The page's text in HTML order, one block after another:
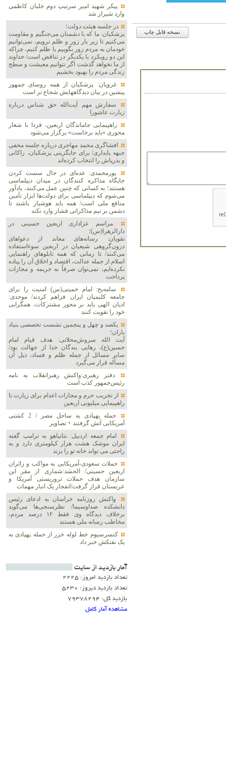
نسخه قابل چاپ
پیکر شهید امیر سرتیپ دوم خلبان کاظمی
وارد شیراز شد
در جلسه هیئت دولت؛
پزشکیان: ما که با دشمنان می‌جنگیم و مقاومت
می‌کنیم تا زیر بار زور و ظلم نرویم، نمی‌توانیم
خودمان به مردم زور بگوییم یا ظلم کنیم، چراکه
این دو رویکرد با یکدیگر در تناقض است/ خداوند
از ما نخواهد گذشت اگر نتوانیم معیشت و سطح
زندگی مردم را بهبود بخشیم
غرویان: پزشکیان از همه روسای جمهور
پیشین در بیان دیدگاههایش شجاع تر است
سفارش مهم آیت‌الله حق شناس درباره
زیارت عاشورا
راهپیمایی جاماندگان اربعین، فردا با شعار
محوری «باید برخاست» برگزار می‌شود
افشاگری محمد مهاجری درباره جلسه مخفی
جبهه پایداری/ برای جایگزینی پزشکیان، زاکانی
و بذرپاش را انتخاب کرده‌اند
پورمحمدی: عده‌ای در حال سست کردن
جایگاه مذاکره کنندگان در میدان دیپلماسی
هستند؛ به کسانی که چنین عمل می‌کنند، یادآور
می‌شوم که دیپلماسی برای دولت‌ها ابزار تأمین
منافع ملی است/ همه باید هوشیار باشند تا
دشمن بر تیم مذاکراتی فشار وارد نکند
مراسم عزاداری اربعین حسینی در
دارالزهرا(س)؛
نقویان: رسانه‌های معاند از دعواهای
درون‌گروهی شیعیان در اربعین سوءاستفاده
می‌کنند/ تا زمانی که همه تابلوهای راهنمایی
اسلام از جمله عدالت، اقتصاد و اخلاق آن را پیاده
نکرده‌ایم، نمی‌توان صرفاً به جریمه و مجازات
پرداخت
سامه‌یح: امام خمینی(س) امنیت را برای
جامعه کلیمیان ایران فراهم کردند/ موحدی:
ادیان الهی باید بر محور مشترکات، همگرایی
خود را تقویت کنند
یکصد و چهل و پنجمین نشست تخصصی بنیاد
باران؛
آیت الله سروش‌محلاتی: هدف قیام امام
حسین(ع)، رهایی بندگان خدا از جهالت بود/
سایر مسائل از جمله ظلم و فساد، ذیل آن
مسأله قرار می‌گیرد
دفتر رهبری:واکنش رهبرانقلاب به نامه
رئیس‌جمهور کذب است
از تخریب حرم و مجازات اعدام برای زیارت تا
راهپیمایی میلیونی اربعین
حمله پهپادی به ساحل مصر / 2 کشتی
آمریکایی آتش گرفتند + تصاویر
امام جمعه اردبیل: نتانیاهو به ترامپ گفته
ایران موشک هشت هزار کیلومتری دارد و به
راحتی می تواند خانه تو را بزند
حملات سعودی-آمریکایی به مواکب و زائران
اربعین حسینی/ الحشد:شماری از مقر این
سازمان هدف حملات تروریستی آمریکا و
عربستان قرار گرفت/انفجار یک انبار مهمات
واکنش روزنامه خراسان به ادعای رئیس
دانشکده صداوسیما/ نظرسنجی‌ها می‌گوید
برخلاف دیدگاه وی فقط ۱۲ درصد مردم،
مخاطب رسانه ملی هستند
کنسرسیوم خط لوله خزر از حمله پهپادی به
یک نفتکش خبر داد
آمار بازديد از سايت
تعداد بازدید امروز: 2225
تعداد بازدید دیروز: 5230
بازدید کل: 79378294
مشاهده آمار کامل